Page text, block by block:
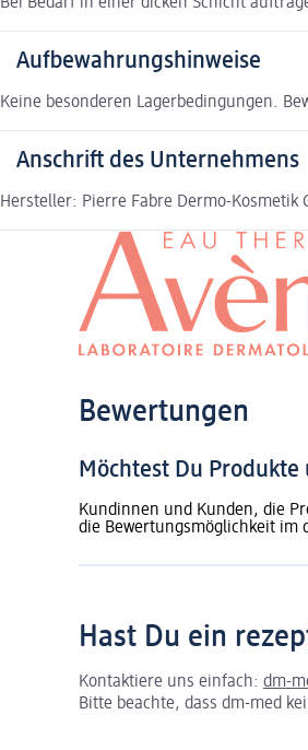
Aufbewahrungshinweise
Keine besonderen Lagerbedingungen.
Anschrift des Unternehmens
Hersteller: Pierre Fabre Dermo-Kosmetik
Bewertungen
Möchtest Du
Kundinnen und Kunden, die
die Bewertungsmöglichkeit im
Hast Du ein
Kontaktiere uns einfach: dm-
Bitte beachte, dass dm-med